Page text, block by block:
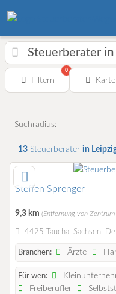
Steuerberater in
Filtern
0
Karte
Suchradius:
13Steuerberater in
Steffen Sprenger
9,3 km (Entfernung von
4425 Taucha, Sachsen,
Branchen: Ärzte
Für wen:
Freiberufler